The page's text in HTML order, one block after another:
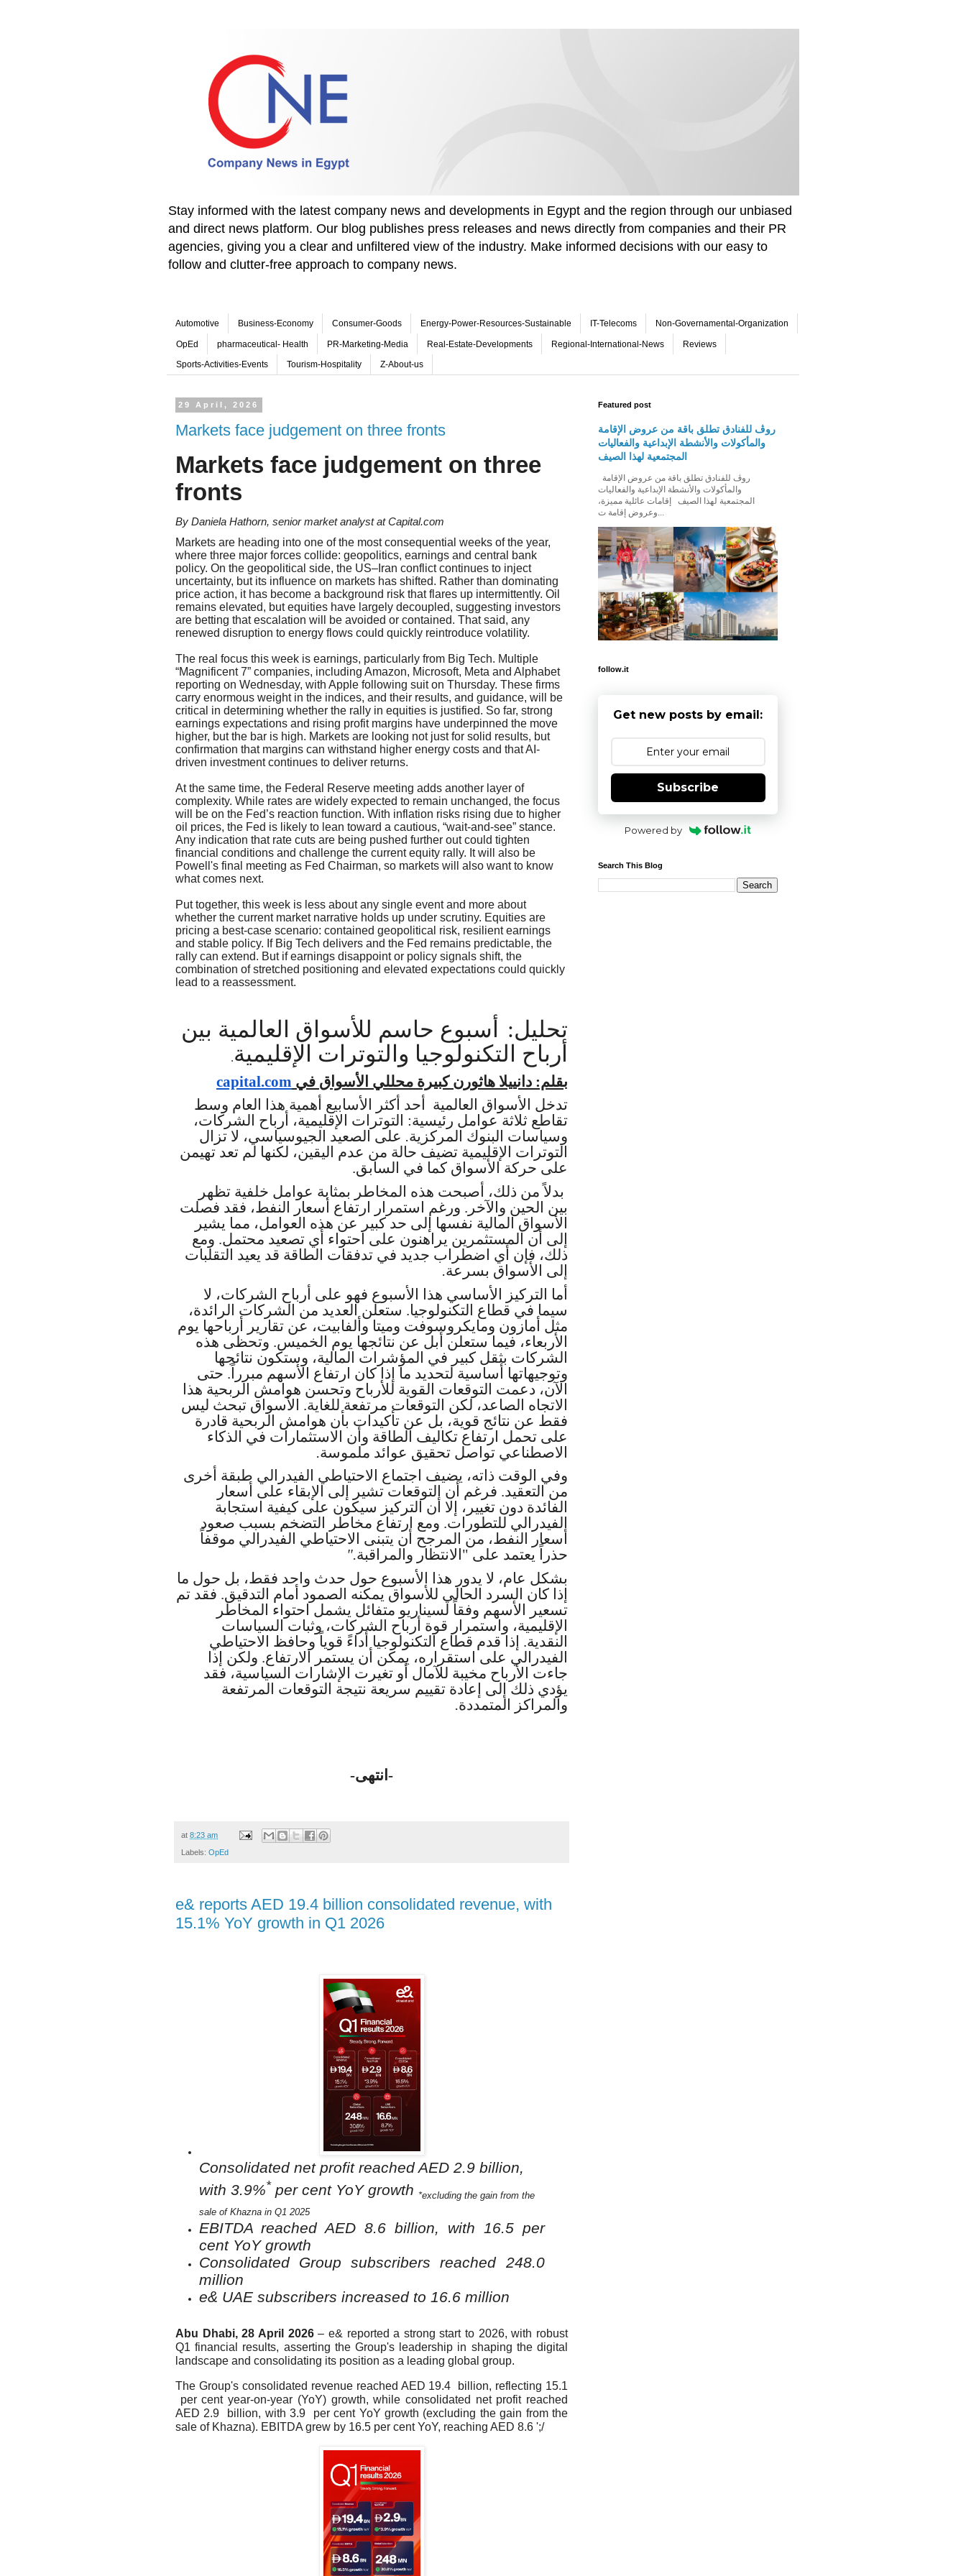
Stay informed with the latest company news and developments in Egypt and the region through our unbiased
and direct news platform. Our blog publishes press releases and news directly from companies and their PR
agencies, giving you a clear and unfiltered view of the industry. Make informed decisions with our easy to
follow and clutter-free approach to company news.
Automotive Business-Economy Consumer-Goods Energy-Power-Resources-Sustainable IT-Telecoms Non-Governamental-Organization
OpEd pharmaceutical- Health PR-Marketing-Media Real-Estate-Developments Regional-International-News Reviews
Sports-Activities-Events Tourism-Hospitality Z-About-us
29 April, 2026
Markets face judgement on three fronts
Markets face judgement on three
fronts
By Daniela Hathorn, senior market analyst at Capital.com
Markets are heading into one of the most consequential weeks of the year,
where three major forces collide: geopolitics, earnings and central bank
policy. On the geopolitical side, the US–Iran conflict continues to inject
uncertainty, but its influence on markets has shifted. Rather than dominating
price action, it has become a background risk that flares up intermittently. Oil
remains elevated, but equities have largely decoupled, suggesting investors
are betting that escalation will be avoided or contained. That said, any
renewed disruption to energy flows could quickly reintroduce volatility.
The real focus this week is earnings, particularly from Big Tech. Multiple
“Magnificent 7” companies, including Amazon, Microsoft, Meta and Alphabet
reporting on Wednesday, with Apple following suit on Thursday. These firms
carry enormous weight in the indices, and their results, and guidance, will be
critical in determining whether the rally in equities is justified. So far, strong
earnings expectations and rising profit margins have underpinned the move
higher, but the bar is high. Markets are looking not just for solid results, but
confirmation that margins can withstand higher energy costs and that AI-
driven investment continues to deliver returns.
At the same time, the Federal Reserve meeting adds another layer of
complexity. While rates are widely expected to remain unchanged, the focus
will be on the Fed’s reaction function. With inflation risks rising due to higher
oil prices, the Fed is likely to lean toward a cautious, “wait-and-see” stance.
Any indication that rate cuts are being pushed further out could tighten
financial conditions and challenge the current equity rally. It will also be
Powell's final meeting as Fed Chairman, so markets will also want to know
what comes next.
Put together, this week is less about any single event and more about
whether the current market narrative holds up under scrutiny. Equities are
pricing a best-case scenario: contained geopolitical risk, resilient earnings
and stable policy. If Big Tech delivers and the Fed remains predictable, the
rally can extend. But if earnings disappoint or policy signals shift, the
combination of stretched positioning and elevated expectations could quickly
lead to a reassessment.
تحليل:
أسبوع حاسم للأسواق العالمية بين
أرباح التكنولوجيا والتوترات الإقليمية.
بقلم: دانييلا هاثورن كبيرة محللي الأسواق في capital.com
تدخل الأسواق العالمية أحد أكثر الأسابيع أهمية هذا العام وسط
تقاطع ثلاثة عوامل رئيسية: التوترات الإقليمية، أرباح الشركات،
وسياسات البنوك المركزية. على الصعيد الجيوسياسي، لا تزال
التوترات الإقليمية تضيف حالة من عدم اليقين، لكنها لم تعد تهيمن
على حركة الأسواق كما في السابق.
بدلاً من ذلك، أصبحت هذه المخاطر بمثابة عوامل خلفية تظهر
بين الحين والآخر. ورغم استمرار ارتفاع أسعار النفط، فقد فصلت
الأسواق المالية نفسها إلى حد كبير عن هذه العوامل، مما يشير
إلى أن المستثمرين يراهنون على احتواء أي تصعيد محتمل. ومع
ذلك، فإن أي اضطراب جديد في تدفقات الطاقة قد يعيد التقلبات
إلى الأسواق بسرعة.
أما التركيز الأساسي هذا الأسبوع فهو على أرباح الشركات، لا
سيما في قطاع التكنولوجيا. ستعلن العديد من الشركات الرائدة،
مثل أمازون ومايكروسوفت وميتا وألفابيت، عن تقارير أرباحها يوم
الأربعاء، فيما ستعلن أبل عن نتائجها يوم الخميس. وتحظى هذه
الشركات بثقل كبير في المؤشرات المالية، وستكون نتائجها
وتوجيهاتها أساسية لتحديد ما إذا كان ارتفاع الأسهم مبرراً. حتى
الآن، دعمت التوقعات القوية للأرباح وتحسن هوامش الربحية هذا
الاتجاه الصاعد، لكن التوقعات مرتفعة للغاية. الأسواق تبحث ليس
فقط عن نتائج قوية، بل عن تأكيدات بأن هوامش الربحية قادرة
على تحمل ارتفاع تكاليف الطاقة وأن الاستثمارات في الذكاء
الاصطناعي تواصل تحقيق عوائد ملموسة.
وفي الوقت ذاته، يضيف اجتماع الاحتياطي الفيدرالي طبقة أخرى
من التعقيد. فرغم أن التوقعات تشير إلى الإبقاء على أسعار
الفائدة دون تغيير، إلا أن التركيز سيكون على كيفية استجابة
الفيدرالي للتطورات. ومع ارتفاع مخاطر التضخم بسبب صعود
أسعار النفط، من المرجح أن يتبنى الاحتياطي الفيدرالي موقفاً
حذراً يعتمد على "الانتظار والمراقبة".
بشكل عام، لا يدور هذا الأسبوع حول حدث واحد فقط، بل حول ما
إذا كان السرد الحالي للأسواق يمكنه الصمود أمام التدقيق. فقد تم
تسعير الأسهم وفقاً لسيناريو متفائل يشمل احتواء المخاطر
الإقليمية، واستمرار قوة أرباح الشركات، وثبات السياسات
النقدية. إذا قدم قطاع التكنولوجيا أداءً قوياً وحافظ الاحتياطي
الفيدرالي على استقراره، يمكن أن يستمر الارتفاع. ولكن إذا
جاءت الأرباح مخيبة للآمال أو تغيرت الإشارات السياسية، فقد
يؤدي ذلك إلى إعادة تقييم سريعة نتيجة التوقعات المرتفعة
والمراكز المتمددة.
-انتهى-
at 8:23 am
Labels: OpEd
e& reports AED 19.4 billion consolidated revenue, with
15.1% YoY growth in Q1 2026
Consolidated net profit reached AED 2.9 billion,
with 3.9%*per cent YoY growth *excluding the gain from the
sale of Khazna in Q1 2025
EBITDA reached AED 8.6 billion, with 16.5 per
cent YoY growth
Consolidated Group subscribers reached 248.0
million
e& UAE subscribers increased to 16.6 million
Abu Dhabi, 28 April 2026– e& reported a strong start to 2026, with robust
Q1 financial results, asserting the Group's leadership in shaping the digital
landscape and consolidating its position as a leading global group.
The Group's consolidated revenue reached AED 19.4 billion, reflecting 15.1
per cent year-on-year (YoY) growth, while consolidated net profit reached
AED 2.9 billion, with 3.9 per cent YoY growth (excluding the gain from the
sale of Khazna). EBITDA grew by 16.5 per cent YoY, reaching AED 8.6 ';/
Featured post
روڤ للفنادق تطلق باقة من عروض الإقامة
والمأكولات والأنشطة الإبداعية والفعاليات
المجتمعية لهذا الصيف
والمأكولات والأنشطة الإبداعية والفعاليات
المجتمعية لهذا الصيف إقامات عائلية مميزة،
وعروض إقامة ت...
follow.it
Get new posts by email:
Subscribe
Powered by
Search This Blog